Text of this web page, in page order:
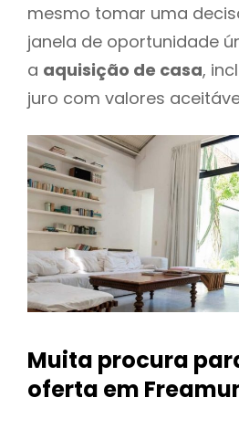
mesmo tomar uma
janela de oportunidade
a aquisição de casa,
juro com valores
Muita procura
oferta em